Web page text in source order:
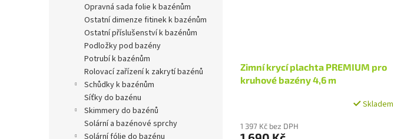
opravná sada folie k bazénům
ostatní dimenze fitinek k bazénům
ostatní příslušenství k bazénům
podložky pod bazény
potrubí k bazénům
rolovací zařízení k zakrytí bazénů
schůdky k bazénům
síťky do bazénu
skimmery do bazénů
solární a bazénové sprchy
solární fólie do bazénu
Zimní krycí plachta PREMIUM pro
kruhové bazény 4,6 m
Skladem
1 397 Kč bez DPH